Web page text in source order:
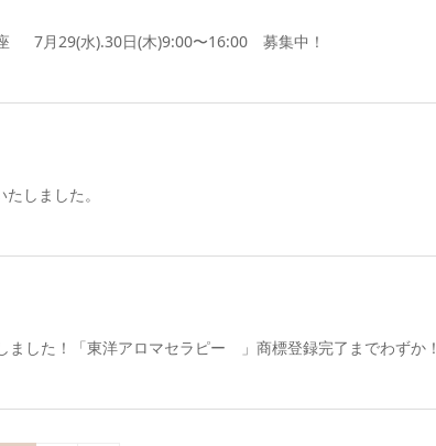
7月29(水).30日(木)9:00〜16:00 募集中！
しました。
ました！「東洋アロマセラピー 」商標登録完了までわずか！